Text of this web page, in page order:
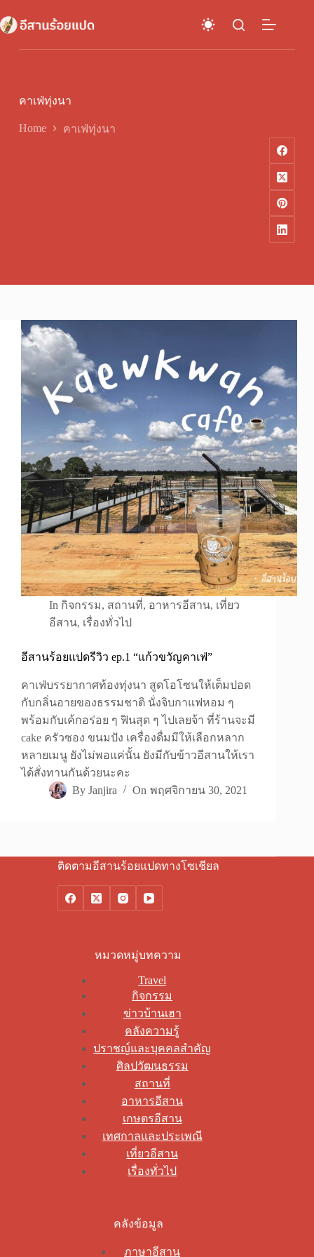
to
content
คาเฟ่ทุ่งนา
Home คาเฟ่ทุ่งนา
In กิจกรรม, สถานที่, อาหารอีสาน, เที่ยว
อีสาน, เรื่องทั่วไป
อีสานร้อยแปดรีวิว ep.1 “แก้วขวัญคาเฟ่”
คาเฟ่บรรยากาศท้องทุ่งนา สูดโอโซนให้เต็มปอด
กับกลิ่นอายของธรรมชาติ นั่งจิบกาแฟหอม ๆ
พร้อมกับเค้กอร่อย ๆ ฟินสุด ๆ ไปเลยจ้า ที่ร้านจะมี
cake ครัวซอง ขนมปัง เครื่องดื่มมีให้เลือกหลาก
หลายเมนู ยังไม่พอแค่นั้น ยังมีกับข้าวอีสานให้เรา
ได้สั่งทานกันด้วยนะคะ
By Janjira On พฤศจิกายน 30, 2021
ติดตามอีสานร้อยแปดทางโซเชียล
หมวดหมู่บทความ
Travel
กิจกรรม
ข่าวบ้านเฮา
คลังความรู้
ปราชญ์และบุคคลสำคัญ
ศิลปวัฒนธรรม
สถานที่
อาหารอีสาน
เกษตรอีสาน
เทศกาลและประเพณี
เที่ยวอีสาน
เรื่องทั่วไป
คลังข้อมูล
ภาษาอีสาน